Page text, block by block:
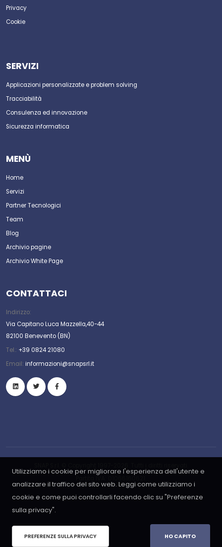
Utilizziamo i cookie per migliorare l'esperienza dell'utente e
analizzare il traffico del sito web. Leggi come utilizziamo i
cookie e come puoi controllarli facendo clic su "Preferenze
sulla privacy".
PREFERENZE SULLA PRIVACY HO CAPITO
Privacy
Cookie
SERVIZI
Applicazioni personalizzate e problem solving
Tracciabilità
Consulenza ed innovazione
Sicurezza informatica
MENÙ
Home
Servizi
Partner Tecnologici
Team
Blog
Archivio pagine
Archivio White Page
CONTATTACI
Indirizzo:
Via Capitano Luca Mazzella,40-44
82100 Benevento (BN)
Tel.: +39 0824 21080
Email: informazioni@snapsrl.it